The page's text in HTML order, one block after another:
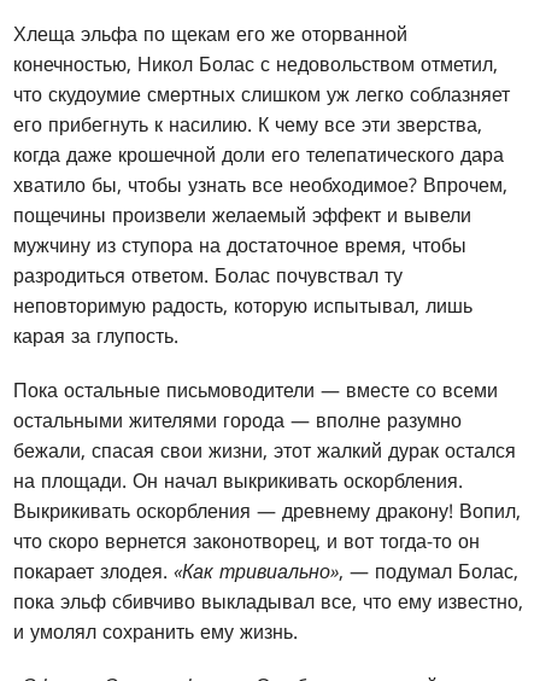
Хлеща эльфа по щекам его же оторванной
конечностью, Никол Болас с недовольством отметил,
что скудоумие смертных слишком уж легко соблазняет
его прибегнуть к насилию. К чему все эти зверства,
когда даже крошечной доли его телепатического дара
хватило бы, чтобы узнать все необходимое? Впрочем,
пощечины произвели желаемый эффект и вывели
мужчину из ступора на достаточное время, чтобы
разродиться ответом. Болас почувствал ту
неповторимую радость, которую испытывал, лишь
карая за глупость.
Пока остальные письмоводители — вместе со всеми
остальными жителями города — вполне разумно
бежали, спасая свои жизни, этот жалкий дурак остался
на площади. Он начал выкрикивать оскорбления.
Выкрикивать оскорбления — древнему дракону! Вопил,
что скоро вернется законотворец, и вот тогда-то он
покарает злодея.«Как тривиально», — подумал Болас,
пока эльф сбивчиво выкладывал все, что ему известно,
и умолял сохранить ему жизнь.